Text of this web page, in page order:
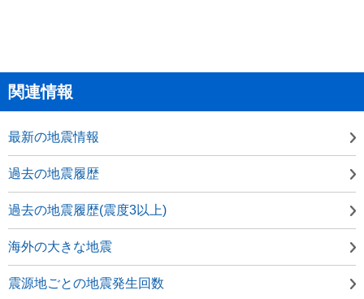
関連情報
最新の地震情報
過去の地震履歴
過去の地震履歴(震度3以上)
海外の大きな地震
震源地ごとの地震発生回数